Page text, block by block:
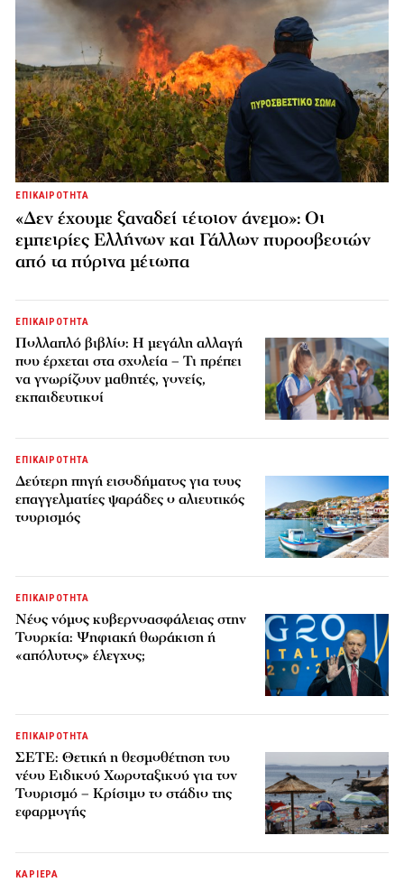
ΕΠΙΚΑΙΡΟΤΗΤΑ
«Δεν έχουμε ξαναδεί τέτοιον άνεμο»: Οι
εμπειρίες Ελλήνων και Γάλλων πυροσβεστών
από τα πύρινα μέτωπα
ΕΠΙΚΑΙΡΟΤΗΤΑ
Πολλαπλό βιβλίο: Η μεγάλη αλλαγή
που έρχεται στα σχολεία – Τι πρέπει
να γνωρίζουν μαθητές, γονείς,
εκπαιδευτικοί
ΕΠΙΚΑΙΡΟΤΗΤΑ
Δεύτερη πηγή εισοδήματος για τους
επαγγελματίες ψαράδες ο αλιευτικός
τουρισμός
ΕΠΙΚΑΙΡΟΤΗΤΑ
Νέος νόμος κυβερνοασφάλειας στην
Τουρκία: Ψηφιακή θωράκιση ή
«απόλυτος» έλεγχος;
ΕΠΙΚΑΙΡΟΤΗΤΑ
ΣΕΤΕ: Θετική η θεσμοθέτηση του
νέου Ειδικού Χωροταξικού για τον
Τουρισμό – Κρίσιμο το στάδιο της
εφαρμογής
ΚΑΡΙΕΡΑ